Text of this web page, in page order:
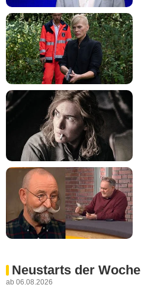
Neustarts der Woche
ab 06.08.2026